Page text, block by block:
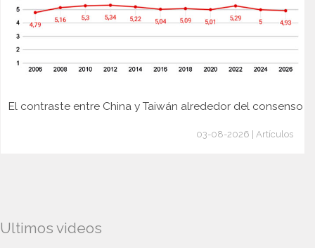
El contraste entre China y Taiwán alrededor del consenso
03-08-2026 | Artículos
Ultimos videos